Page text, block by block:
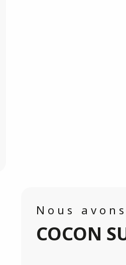
Nous
COCON